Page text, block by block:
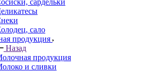
сардельки
сало
продукция
Назад
продукция
и сливки